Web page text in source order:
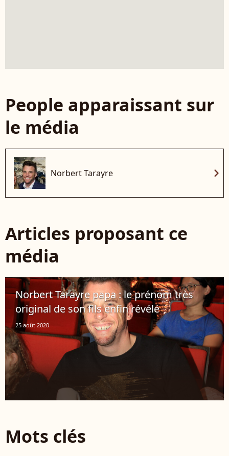
People apparaissant sur
le média
Norbert Tarayre chevron_right
Articles proposant ce
média
Norbert Tarayre papa : le prénom très
original de son fils enfin révélé
25 août 2020
Mots clés